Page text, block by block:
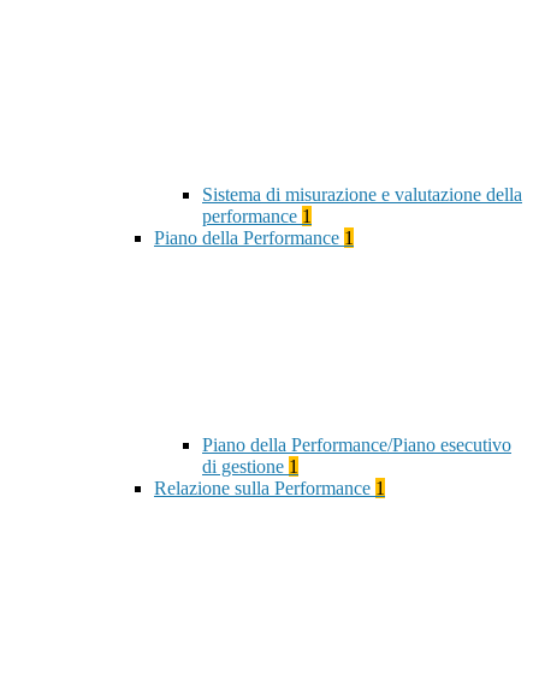
Sistema di misurazione e valutazione della
performance 1
Piano della Performance 1
Piano della Performance/Piano esecutivo
di gestione 1
Relazione sulla Performance 1